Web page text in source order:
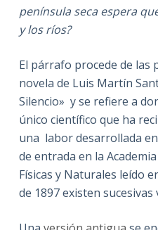
península seca espera
y los ríos?
El párrafo procede de las
novela de Luis Martín
Silencio» y se refiere a
único científico que ha
una labor desarrollada
de entrada en la
Físicas y Naturales leído
de 1897 existen sucesivas